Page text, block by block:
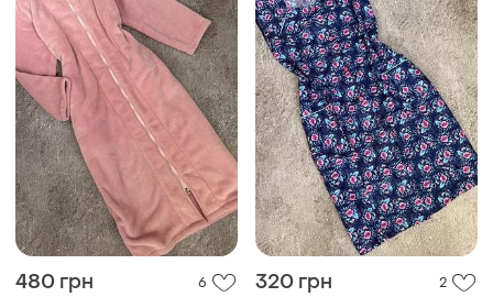
480 грн 6 320 грн 2